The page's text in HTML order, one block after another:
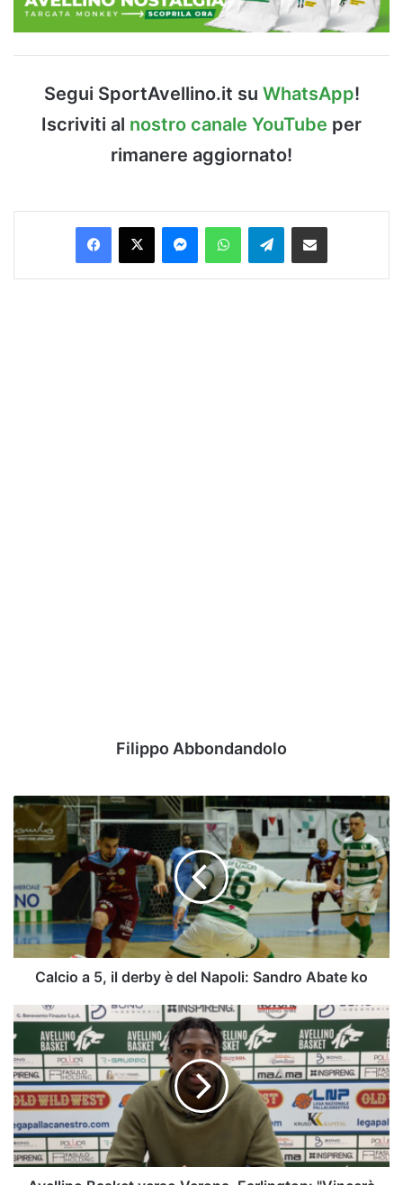
Segui SportAvellino.it su WhatsApp!
Iscriviti al nostro canale YouTube per
rimanere aggiornato!
Facebook
X MessengerWhatsAppTelegramCondividi via Email
Filippo Abbondandolo
Calcio
a
5,
il
è
del
Napoli:
Sandro
AbateCalcio a 5, il derby è del Napoli: Sandro Abate ko
Avellino
Basket
verso
Verona,
Earlington:
"Vincerà
chi
farà
meglio